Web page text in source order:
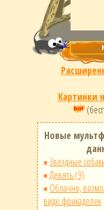
Картинки
Новые
Звёздные
Девять (9)
Облачно,
виде фрикаделек